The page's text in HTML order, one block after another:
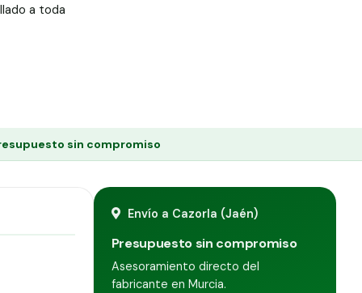
a toda
sin compromiso
Envío a Cazorla (Jaén)
Presupuesto sin compromiso
Asesoramiento directo del
fabricante en Murcia.